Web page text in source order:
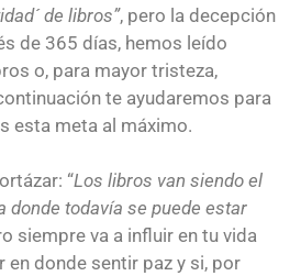
de libros”, pero la decepción
de 365 días, hemos leído
o, para mayor tristeza,
te ayudaremos para
esta meta al máximo.
“Los libros van siendo el
donde todavía se puede estar
siempre va a influir en tu vida
donde sentir paz y si, por